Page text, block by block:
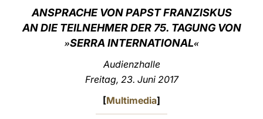
中文
LATINE
ANSPRACHE VON PAPST FRANZISKUS
AN DIE TEILNEHMER DER 75. TAGUNG VON
»SERRA INTERNATIONAL«
Audienzhalle
Freitag, 23. Juni 2017
[Multimedia]